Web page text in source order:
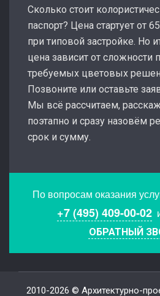
Сколько стоит
паспорт? Цена стартует от
при типовой застройке. Но
цена зависит от сложности
требуемых цветовых
Позвоните или оставьте
Мы всё рассчитаем,
поэтапно и сразу назовём
срок и сумму.
По вопросам оказания
+7 (495) 409-00-02
ОБРАТНЫЙ
2010-2026 © Архитектурно-